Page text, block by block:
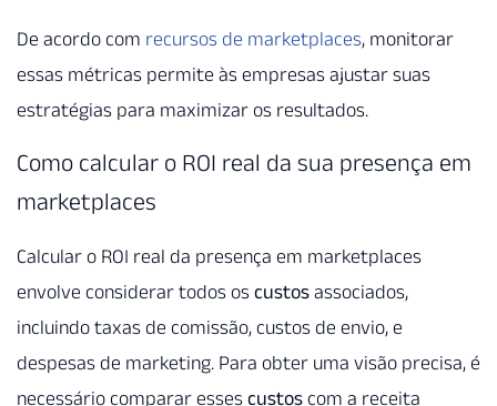
De acordo com recursos de marketplaces, monitorar
essas métricas permite às empresas ajustar suas
estratégias para maximizar os resultados.
Como calcular o ROI real da sua presença em
marketplaces
Calcular o ROI real da presença em marketplaces
envolve considerar todos os custos associados,
incluindo taxas de comissão, custos de envio, e
despesas de marketing. Para obter uma visão precisa, é
necessário comparar esses custos com a receita